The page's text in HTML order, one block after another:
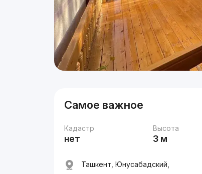
Самое важное
Кадастр
нет
Высота
3 м
Ташкент, Юнусабадский,